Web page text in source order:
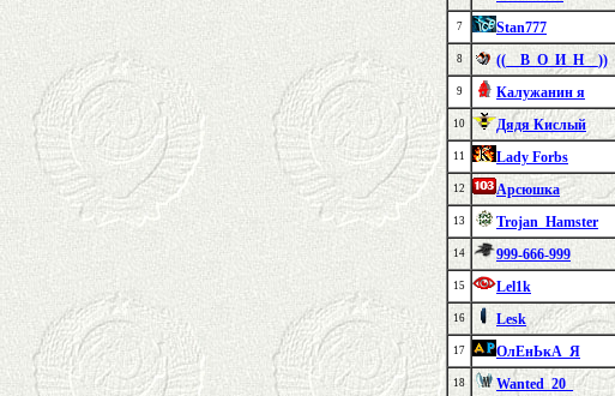
7 Stan777
8 ((__В_О_И_Н__))
9 Калужанин я
10 Дядя Кислый
11 Lady Forbs
12 Арсюшка
13 Trojan_Hamster
14 999-666-999
15 Lel1k
16 Lesk
17 ОлЕнЬкА_Я
18 Wanted_20_